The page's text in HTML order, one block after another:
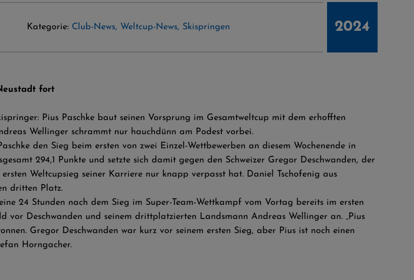
Kategorie: Club-News, Weltcup-News, Skispringen 2024
fort
Pius Paschke baut seinen Vorsprung im Gesamtweltcup mit dem erhofften
Wellinger schrammt nur hauchdünn am Podest vorbei.
den Sieg beim ersten von zwei Einzel-Wettbewerben an diesem Wochenende in
294,1 Punkte und setzte sich damit gegen den Schweizer Gregor Deschwanden, der
Weltcupsieg seiner Karriere nur knapp verpasst hat. Daniel Tschofenig aus
dritten Platz.
24 Stunden nach dem Sieg im Super-Team-Wettkampf vom Vortag bereits im ersten
Deschwanden und seinem drittplatzierten Landsmann Andreas Wellinger an. „Pius
Gregor Deschwanden war kurz vor seinem ersten Sieg, aber Pius ist noch einen
Horngacher.